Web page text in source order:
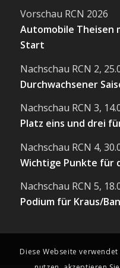
Vorschau RCN 2026
Automobile Theisen
Start
Nachschau RCN 2,
Durchwachsener
Nachschau RCN 3,
Platz eins und drei
Nachschau RCN 4,
Wichtige Punkte für
Nachschau RCN 5,
Podium für Kraus/
Diese Webseite